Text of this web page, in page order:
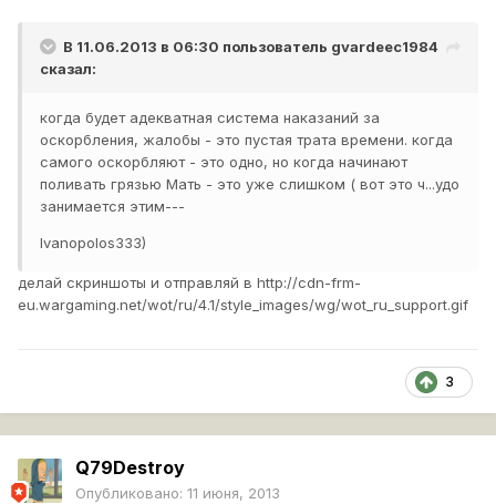
В 11.06.2013 в 06:30 пользователь gvardeec1984
сказал:
когда будет адекватная система наказаний за
оскорбления, жалобы - это пустая трата времени. когда
самого оскорбляют - это одно, но когда начинают
поливать грязью Мать - это уже слишком ( вот это ч...удо
занимается этим---
Ivanopolos333)
делай скриншоты и отправляй в http://cdn-frm-
eu.wargaming.net/wot/ru/4.1/style_images/wg/wot_ru_support.gif
3
Q79Destroy
Опубликовано: 11 июня, 2013